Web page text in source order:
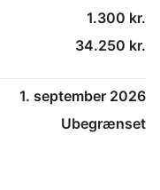
1.300 kr.
34.250 kr.
1. september 2026
Ubegrænset